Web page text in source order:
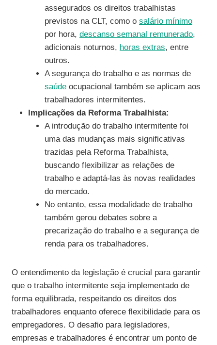
assegurados os direitos trabalhistas
previstos na CLT, como o salário mínimo
por hora, descanso semanal remunerado,
adicionais noturnos, horas extras, entre
outros.
A segurança do trabalho e as normas de
saúde ocupacional também se aplicam aos
trabalhadores intermitentes.
Implicações da Reforma Trabalhista:
A introdução do trabalho intermitente foi
uma das mudanças mais significativas
trazidas pela Reforma Trabalhista,
buscando flexibilizar as relações de
trabalho e adaptá-las às novas realidades
do mercado.
No entanto, essa modalidade de trabalho
também gerou debates sobre a
precarização do trabalho e a segurança de
renda para os trabalhadores.
O entendimento da legislação é crucial para garantir
que o trabalho intermitente seja implementado de
forma equilibrada, respeitando os direitos dos
trabalhadores enquanto oferece flexibilidade para os
empregadores. O desafio para legisladores,
empresas e trabalhadores é encontrar um ponto de